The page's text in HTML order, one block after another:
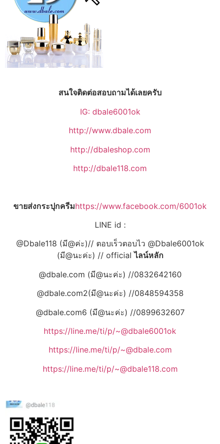
สนใจติดต่อสอบถามได้เลยครับ
IG: dbale6001ok
http://www.dbale.com
http://dbaleshop.com
http://dbale118.com
ขายส่งกระปุกครีมhttps://www.facebook.com/6001ok
LINE id :
@Dbale118 (มี@ค่ะ)// ตอบเร็วตอบไว @Dbale6001ok
(มี@นะค่ะ) // officialไลน์หลัก
@dbale.com (มี@นะค่ะ) //0832642160
@dbale.com2(มี@นะค่ะ) //0848594358
@dbale.com6 (มี@นะค่ะ) //0899632607
https://line.me/ti/p/~@dbale6001ok
https://line.me/ti/p/~@dbale.com
https://line.me/ti/p/~@dbale118.com